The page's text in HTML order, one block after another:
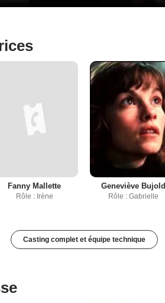
Fanny Mallette
Rôle : Irène
Geneviève Bujold
Rôle : Gabrielle
Casting complet et équipe technique